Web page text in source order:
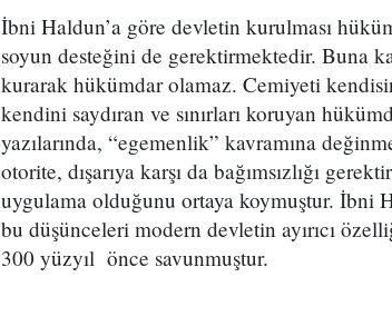
İbni Haldun’a göre devletin kurulması
soyun desteğini de gerektirmektedir. Buna
kurarak hükümdar olamaz. Cemiyeti
kendini saydıran ve sınırları koruyan
yazılarında, “egemenlik” kavramına
otorite, dışarıya karşı da bağımsızlığı
uygulama olduğunu ortaya koymuştur.
bu düşünceleri modern devletin ayırıcı
300 yüzyıl önce savunmuştur.